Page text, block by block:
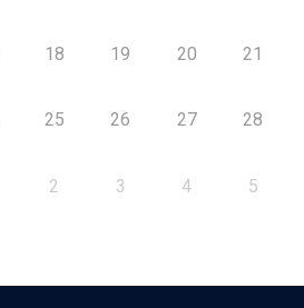
18 19 20 21
25 26 27 28
2 3 4 5